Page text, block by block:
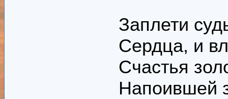
Заплети
Сердца, и
Счастья
Напоившей